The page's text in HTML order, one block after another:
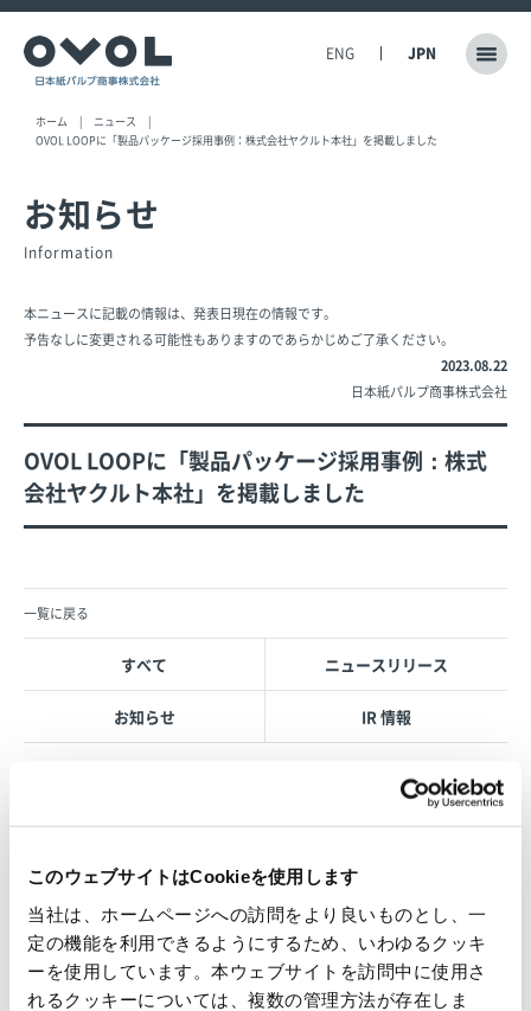
このウェブサイトはCookieを使用します
当社は、ホームページへの訪問をより良いものとし、一
定の機能を利用できるようにするため、いわゆるクッキ
ーを使用しています。本ウェブサイトを訪問中に使用さ
れるクッキーについては、複数の管理方法が存在しま
ENG JPN
ホーム
ニュース
OVOL LOOPに「製品パッケージ採用事例：株式会社ヤクルト本社」を掲載しました
お知らせ
Information
本ニュースに記載の情報は、発表日現在の情報です。
予告なしに変更される可能性もありますのであらかじめご了承ください。
2023.08.22
日本紙パルプ商事株式会社
OVOL LOOPに「製品パッケージ採用事例：株式
会社ヤクルト本社」を掲載しました
一覧に戻る
すべて ニュースリリース
お知らせ IR 情報
OVOL LOOP
グループ紹介映像【日本語版】
2026.07.17
事業紹介
動画
1845年の創業以来の歩み、グループが展開する5つの事業領域...